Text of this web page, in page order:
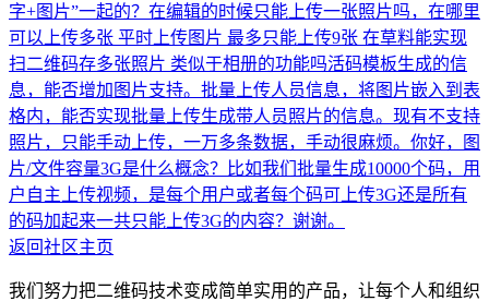
字+图片”一起的？ 在编辑的时候只能上传一张照片吗，在哪里
可以上传多张 平时上传图片 最多只能上传9张 在草料能实现
扫二维码存多张照片 类似于相册的功能吗活码模板生成的信
息，能否增加图片支持。批量上传人员信息，将图片嵌入到表
格内，能否实现批量上传生成带人员照片的信息。现有不支持
照片，只能手动上传，一万多条数据，手动很麻烦。 你好，图
片/文件容量3G是什么概念？比如我们批量生成10000个码，用
户自主上传视频，是每个用户或者每个码可上传3G还是所有
的码加起来一共只能上传3G的内容？谢谢。
返回社区主页
我们努力把二维码技术变成简单实用的产品，让每个人和组织